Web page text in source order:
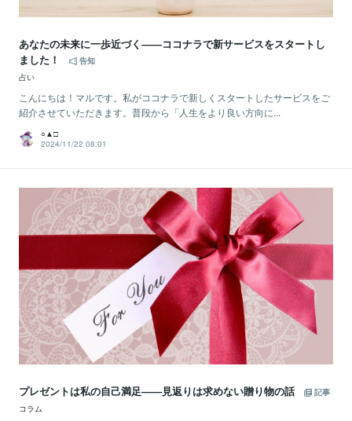
あなたの未来に一歩近づく――ココナラで新サービスをスタートし
ました！
告知
占い
こんにちは！マルです。私がココナラで新しくスタートしたサービスをご
紹介させていただきます。普段から「人生をより良い方向に...
○▲□
2024/11/22 08:01
プレゼントは私の自己満足――見返りは求めない贈り物の話
記事
コラム